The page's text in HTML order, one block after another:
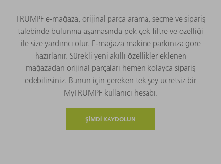
TRUMPF e-mağaza, orijinal parça arama, seçme ve sipariş
talebinde bulunma aşamasında pek çok filtre ve özelliği
ile size yardımcı olur. E-mağaza makine parkınıza göre
hazırlanır. Sürekli yeni akıllı özellikler eklenen
mağazadan orijinal parçaları hemen kolayca sipariş
edebilirsiniz. Bunun için gereken tek şey ücretsiz bir
MyTRUMPF kullanıcı hesabı.
ŞIMDI KAYDOLUN